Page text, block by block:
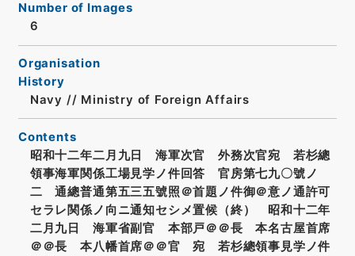
Number of Images
6
Organisation
History
Navy // Ministry of Foreign Affairs
Contents
昭和十二年二月九日 海軍次官 外務次官宛 若杉總
領事海軍関係工場見学ノ件回答 官房第七九〇號ノ
二 通總普通第五三五號照＠首題ノ件御＠意ノ通許可
セラレ関係ノ向ニ通知セシメ置候（終） 昭和十二年
二月九日 海軍省副官 本部戸＠＠長 本名古屋首席
＠＠長 本八幡首席＠＠官 宛 若杉總領事見学ノ件